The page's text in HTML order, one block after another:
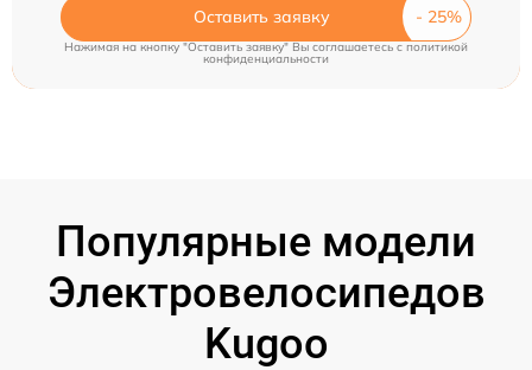
Оставить заявку
Нажимая на кнопку "Оставить заявку" Вы соглашаетесь cполитикой
конфиденциальности
Популярные модели
Электровелосипедов
Kugoo